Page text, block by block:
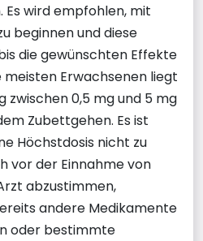
Es wird empfohlen, mit
beginnen und diese
die gewünschten Effekte
meisten Erwachsenen liegt
zwischen 0,5 mg und 5 mg
Zubettgehen. Es ist
Höchstdosis nicht zu
vor der Einnahme von
abzustimmen,
andere Medikamente
oder bestimmte